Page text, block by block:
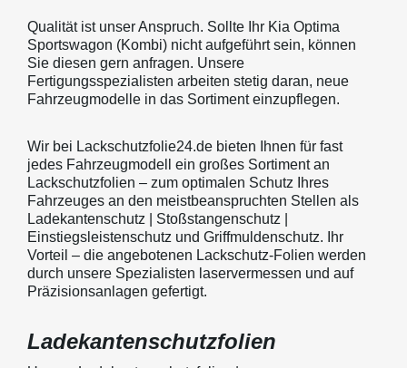
Qualität ist unser Anspruch. Sollte Ihr Kia Optima
Sportswagon (Kombi) nicht aufgeführt sein, können
Sie diesen gern anfragen. Unsere
Fertigungsspezialisten arbeiten stetig daran, neue
Fahrzeugmodelle in das Sortiment einzupflegen.
Wir bei Lackschutzfolie24.de bieten Ihnen für fast
jedes Fahrzeugmodell ein großes Sortiment an
Lackschutzfolien – zum optimalen Schutz Ihres
Fahrzeuges an den meistbeanspruchten Stellen als
Ladekantenschutz | Stoßstangenschutz |
Einstiegsleistenschutz und Griffmuldenschutz. Ihr
Vorteil – die angebotenen Lackschutz-Folien werden
durch unsere Spezialisten laservermessen und auf
Präzisionsanlagen gefertigt.
Ladekantenschutzfolien